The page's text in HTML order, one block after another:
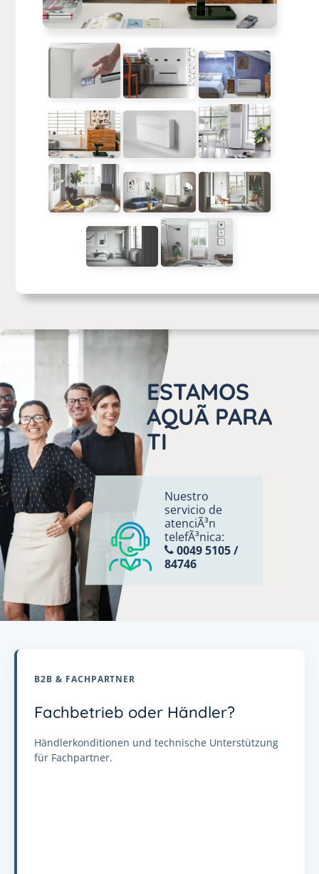
ESTAMOS
AQUÃ­ PARA
TI
Nuestro
servicio de
atenciÃ³n
telefÃ³nica:
0049 5105 /
84746
B2B & FACHPARTNER
Fachbetrieb oder Händler?
Händlerkonditionen und technische Unterstützung
für Fachpartner.